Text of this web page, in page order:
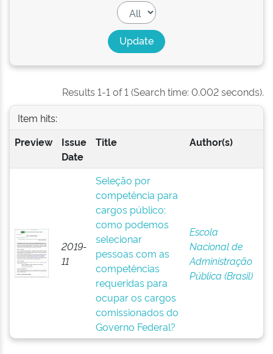
Results 1-1 of 1 (Search time: 0.002 seconds).
Item hits:
Preview
Issue
Date
Title Author(s)
2019-
11
Seleção por
competência para
cargos público:
como podemos
selecionar
pessoas com as
competências
requeridas para
ocupar os cargos
comissionados do
Governo Federal?
Escola
Nacional de
Administração
Pública (Brasil)